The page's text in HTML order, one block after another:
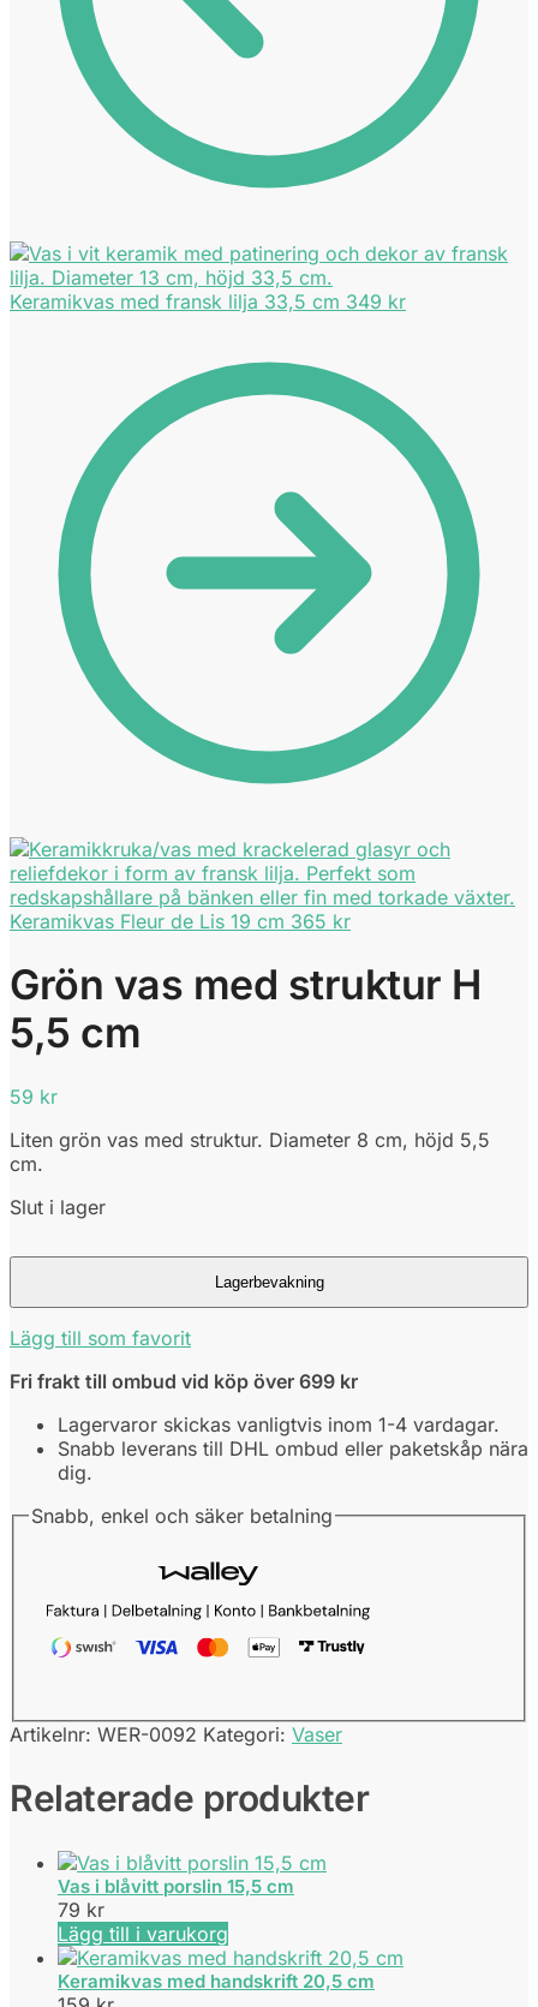
Keramikvas med fransk lilja 33,5 cm 349 kr
Keramikvas Fleur de Lis 19 cm 365 kr
Grön vas med struktur H
5,5 cm
59 kr
Liten grön vas med struktur. Diameter 8 cm, höjd 5,5
cm.
Slut i lager
Lägg till som favorit
Fri frakt till ombud vid köp över 699 kr
Lagervaror skickas vanligtvis inom 1-4 vardagar.
Snabb leverans till DHL ombud eller paketskåp nära
dig.
Snabb, enkel och säker betalning
Artikelnr: WER-0092 Kategori: Vaser
Relaterade produkter
Vas i blåvitt porslin 15,5 cm
79 kr
Lägg till i varukorg
Keramikvas med handskrift 20,5 cm